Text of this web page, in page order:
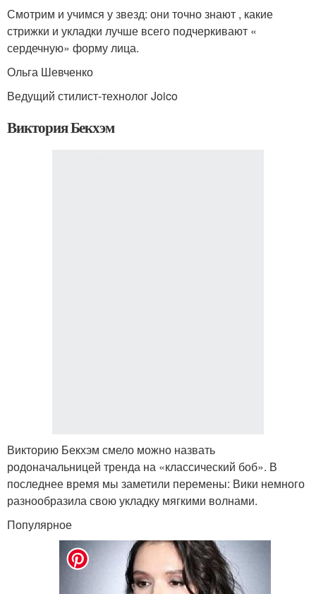
Смотрим и учимся у звезд: они точно знают , какие
стрижки и укладки лучше всего подчеркивают «
сердечную» форму лица.
Ольга Шевченко
Ведущий стилист-технолог Joico
Виктория Бекхэм
Викторию Бекхэм смело можно назвать
родоначальницей тренда на «классический боб». В
последнее время мы заметили перемены: Вики немного
разнообразила свою укладку мягкими волнами.
Популярное